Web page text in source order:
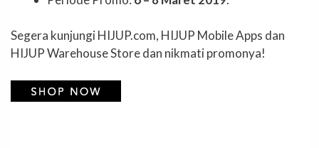
Segera kunjungi HIJUP.com, HIJUP Mobile Apps dan
HIJUP Warehouse Store dan nikmati promonya!